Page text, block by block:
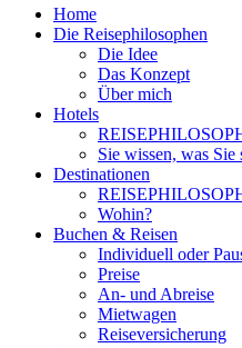
Home
Die Reisephilosophen
Die Idee
Das Konzept
Über mich
Hotels
Sie wissen, was Sie
Destinationen
Wohin?
Buchen & Reisen
Individuell oder
Preise
An- und Abreise
Mietwagen
Reiseversicherung